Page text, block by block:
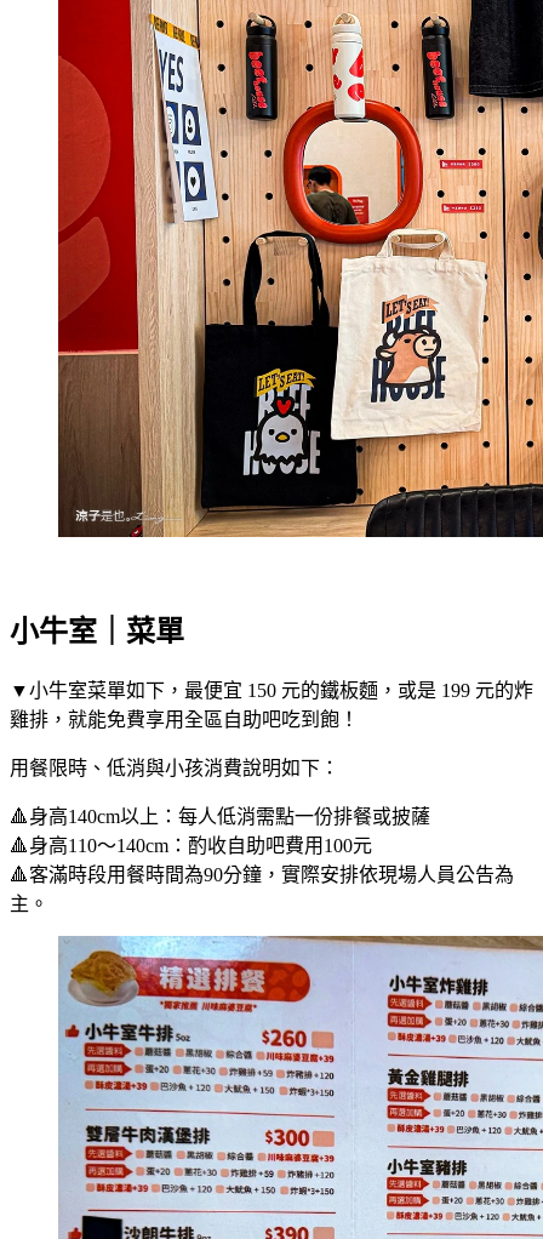
小牛室｜菜單
▼小牛室菜單如下，最便宜 150 元的鐵板麵，或是 199 元的炸
雞排，就能免費享用全區自助吧吃到飽！
用餐限時、低消與小孩消費說明如下：
🔺身高140cm以上：每人低消需點一份排餐或披薩
🔺身高110～140cm：酌收自助吧費用100元
🔺客滿時段用餐時間為90分鐘，實際安排依現場人員公告為
主。